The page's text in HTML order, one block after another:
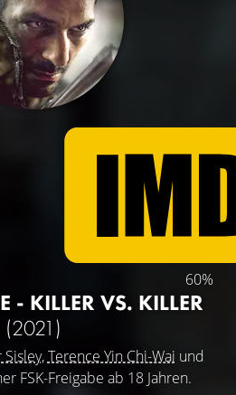
60%
- KILLER VS. KILLER
(2021)
Sisley,Terence Yin Chi-Wai und
FSK-Freigabe ab 18 Jahren.